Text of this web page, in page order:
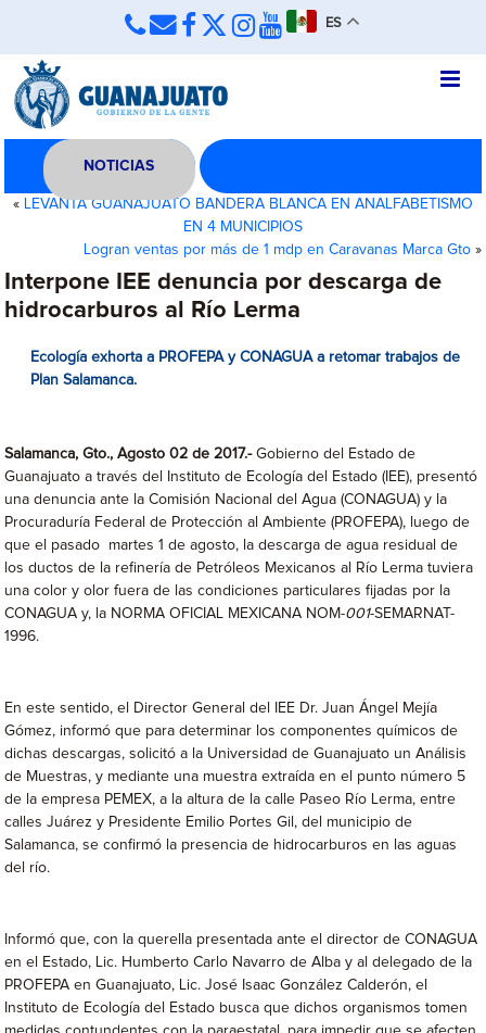
ES
NOTICIAS
« LEVANTA GUANAJUATO BANDERA BLANCA EN ANALFABETISMO
EN 4 MUNICIPIOS
Logran ventas por más de 1 mdp en Caravanas Marca Gto»
Interpone IEE denuncia por descarga de
hidrocarburos al Río Lerma
Ecología exhorta a PROFEPA y CONAGUA a retomar trabajos de
Plan Salamanca.
Salamanca, Gto., Agosto 02 de 2017.-Gobierno del Estado de
Guanajuato a través del Instituto de Ecología del Estado (IEE), presentó
una denuncia ante la Comisión Nacional del Agua (CONAGUA) y la
Procuraduría Federal de Protección al Ambiente (PROFEPA), luego de
que el pasado martes 1 de agosto, la descarga de agua residual de
los ductos de la refinería de Petróleos Mexicanos al Río Lerma tuviera
una color y olor fuera de las condiciones particulares fijadas por la
CONAGUA y, la NORMA OFICIAL MEXICANA NOM-001-SEMARNAT-
1996.
En este sentido, el Director General del IEE Dr. Juan Ángel Mejía
Gómez, informó que para determinar los componentes químicos de
dichas descargas, solicitó a la Universidad de Guanajuato un Análisis
de Muestras, y mediante una muestra extraída en el punto número 5
de la empresa PEMEX, a la altura de la calle Paseo Río Lerma, entre
calles Juárez y Presidente Emilio Portes Gil, del municipio de
Salamanca, se confirmó la presencia de hidrocarburos en las aguas
del río.
Informó que, con la querella presentada ante el director de CONAGUA
en el Estado, Lic. Humberto Carlo Navarro de Alba y al delegado de la
PROFEPA en Guanajuato, Lic. José Isaac González Calderón, el
Instituto de Ecología del Estado busca que dichos organismos tomen